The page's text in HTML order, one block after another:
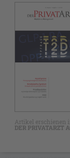
Artikel erschienen
DER PRIVATARZT